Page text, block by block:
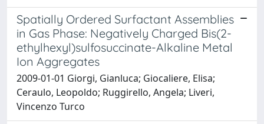
Spatially Ordered Surfactant Assemblies
in Gas Phase: Negatively Charged Bis(2-
ethylhexyl)sulfosuccinate-Alkaline Metal
Ion Aggregates
2009-01-01 Giorgi, Gianluca; Giocaliere, Elisa;
Ceraulo, Leopoldo; Ruggirello, Angela; Liveri,
Vincenzo Turco